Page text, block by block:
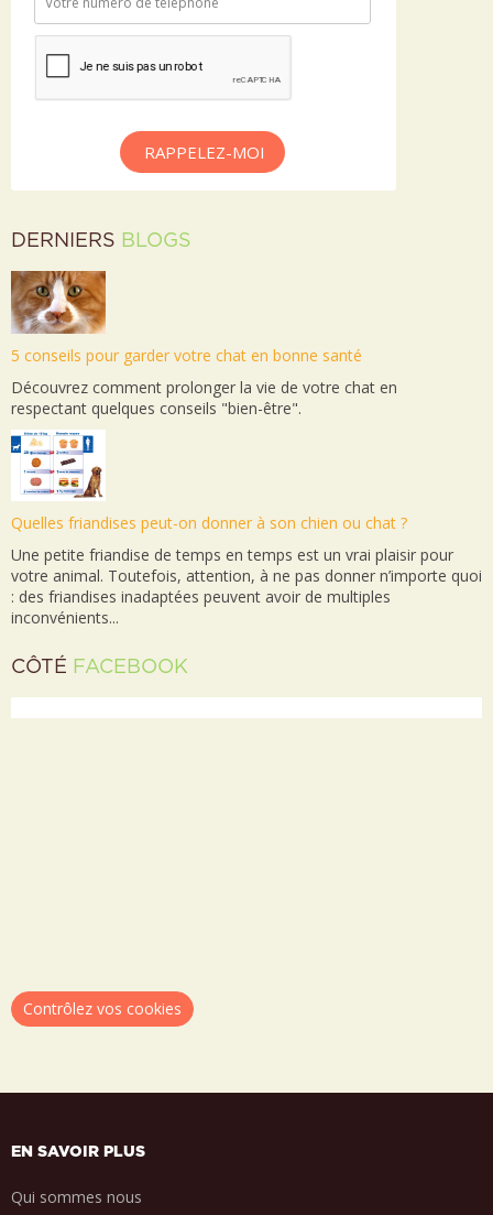
RAPPELEZ-MOI
DERNIERS BLOGS
5 conseils pour garder votre chat en bonne santé
Découvrez comment prolonger la vie de votre chat en
respectant quelques conseils "bien-être".
Quelles friandises peut-on donner à son chien ou chat ?
Une petite friandise de temps en temps est un vrai plaisir pour
votre animal. Toutefois, attention, à ne pas donner n’importe quoi
: des friandises inadaptées peuvent avoir de multiples
inconvénients...
CÔTÉ FACEBOOK
Contrôlez vos cookies
EN SAVOIR PLUS
Qui sommes nous